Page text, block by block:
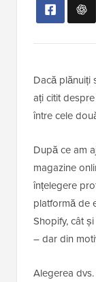
Dacă plănuiți
ați citit
între cele
După ce am
magazine
înțelegere
platformă de
Shopify, cât
– dar din
Alegerea